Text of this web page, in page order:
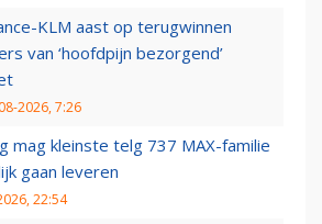
KLM aast op terugwinnen
van ‘hoofdpijn bezorgend’
2026, 7:26
mag kleinste telg 737 MAX-familie
gaan leveren
22:54